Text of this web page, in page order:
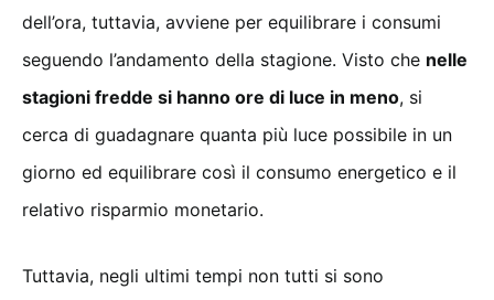
dell’ora, tuttavia, avviene per equilibrare i consumi
seguendo l’andamento della stagione. Visto che nelle
stagioni fredde si hanno ore di luce in meno, si
cerca di guadagnare quanta più luce possibile in un
giorno ed equilibrare così il consumo energetico e il
relativo risparmio monetario.
Tuttavia, negli ultimi tempi non tutti si sono